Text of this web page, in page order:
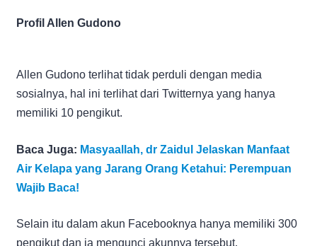
Profil Allen Gudono
Allen Gudono terlihat tidak perduli dengan media
sosialnya, hal ini terlihat dari Twitternya yang hanya
memiliki 10 pengikut.
Baca Juga: Masyaallah, dr Zaidul Jelaskan Manfaat
Air Kelapa yang Jarang Orang Ketahui: Perempuan
Wajib Baca!
Selain itu dalam akun Facebooknya hanya memiliki 300
pengikut dan ia mengunci akunnya tersebut.